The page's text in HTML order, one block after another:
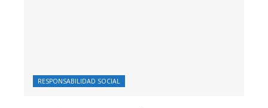
RESPONSABILIDAD SOCIAL